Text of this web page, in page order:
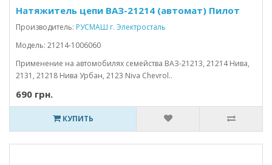
Натяжитель цепи ВАЗ-21214 (автомат) Пилот
Производитель: РУСМАШ г. Электросталь
Модель: 21214-1006060
Применение на автомобилях семейства ВАЗ-21213, 21214 Нива,
2131, 21218 Нива Урбан, 2123 Niva Chevrol..
690 грн.
КУПИТЬ